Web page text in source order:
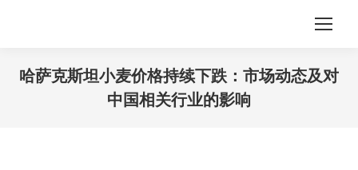
哈萨克斯坦小麦价格持续下跌：市场动态及对
中国相关行业的影响